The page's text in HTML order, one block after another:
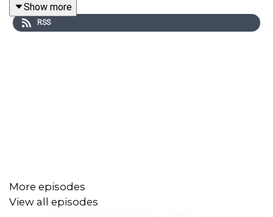
Ihre Antwort ist ein klares "JA". "Denn ich entscheide
selbst, wie ich mich als Frau, Mutter und Unternehmerin
Insta: @settarious
Show more
RSS
More episodes
View all episodes